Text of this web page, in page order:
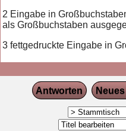
2 Eingabe in
als Großbuchstaben
3 fettgedruckte Eingabe in
Antworten